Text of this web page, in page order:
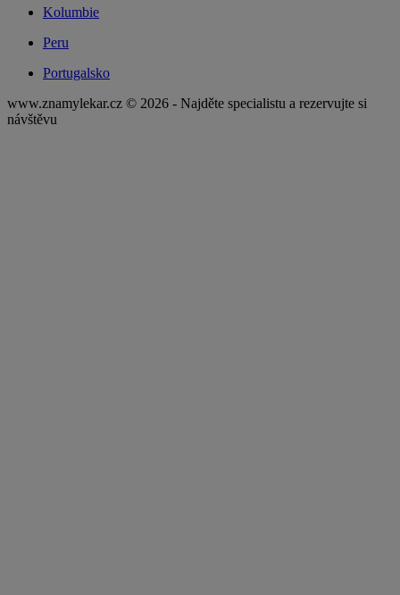
Kolumbie
Peru
Portugalsko
www.znamylekar.cz © 2026 - Najděte specialistu a rezervujte si
návštěvu